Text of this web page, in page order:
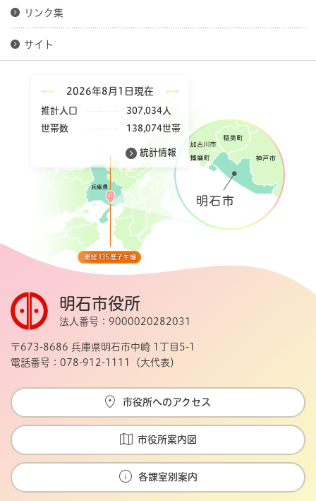
リンク集
サイト
2026年8月1日現在
推計人口
307,034人
世帯数
138,074世帯
統計情報
明石市役所
法人番号：9000020282031
〒673-8686 兵庫県明石市中崎 1丁目5-1
電話番号：078-912-1111（大代表）
市役所へのアクセス
市役所案内図
各課室別案内